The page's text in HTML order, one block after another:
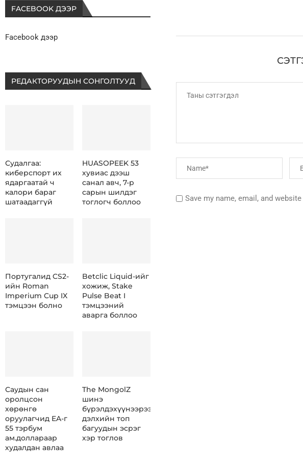
Save my name, email, and
FACEBOOK ДЭЭР
Facebook дээр
РЕДАКТОРУУДЫН СОНГОЛТУУД
Судалгаа:
киберспорт их
ядаргаатай ч
калори бараг
шатаадаггүй
HUASOPEEK 53
хувиас дээш
санал авч, 7-р
сарын шилдэг
тоглогч боллоо
Португалид CS2-
ийн Roman
Imperium Cup IX
тэмцээн болно
Betclic Liquid-ийг
хожиж, Stake
Pulse Beat I
тэмцээний
аварга боллоо
Саудын сан
оролцсон
хөрөнгө
оруулагчид EA-г
55 тэрбум
ам.доллараар
худалдан авлаа
The MongolZ
шинэ
бүрэлдэхүүнээрээ
дэлхийн топ
багуудын эсрэг
хэр тоглов